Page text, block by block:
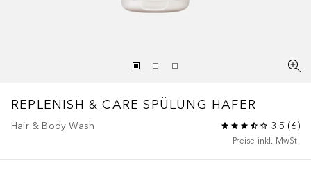
REPLENISH & CARE SPÜLUNG HAFER
Hair & Body Wash 3.5 (6)
Preise inkl. MwSt.